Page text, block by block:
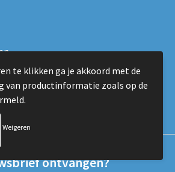
ontvangen?
te klikken ga je akkoord met de
van productinformatie zoals op de
Weigeren